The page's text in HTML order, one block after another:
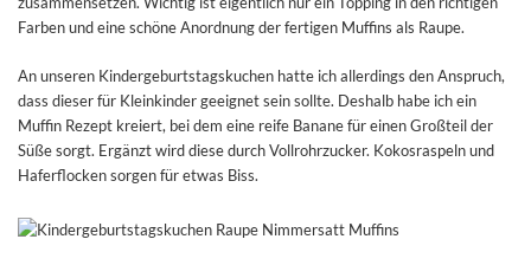
Farben und eine schöne Anordnung der fertigen Muffins als Raupe.
An unseren Kindergeburtstagskuchen hatte ich allerdings den Anspruch,
dass dieser für Kleinkinder geeignet sein sollte. Deshalb habe ich ein
Muffin Rezept kreiert, bei dem eine reife Banane für einen Großteil der
Süße sorgt. Ergänzt wird diese durch Vollrohrzucker. Kokosraspeln und
Haferflocken sorgen für etwas Biss.